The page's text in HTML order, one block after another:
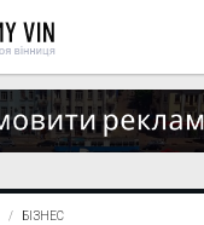
БІЗНЕС